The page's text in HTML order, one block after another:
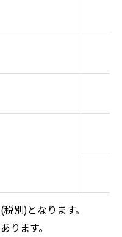
別)となります。
ります。